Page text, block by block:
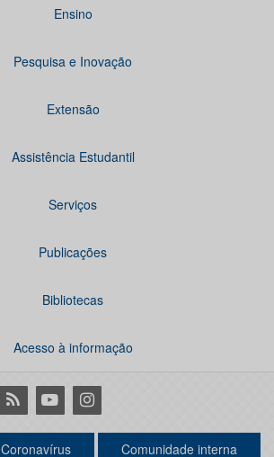
Ensino
Pesquisa e Inovação
Extensão
Assistência Estudantil
Serviços
Publicações
Bibliotecas
Acesso à informação
RSS YoutubeInstagram
Coronavírus Comunidade interna